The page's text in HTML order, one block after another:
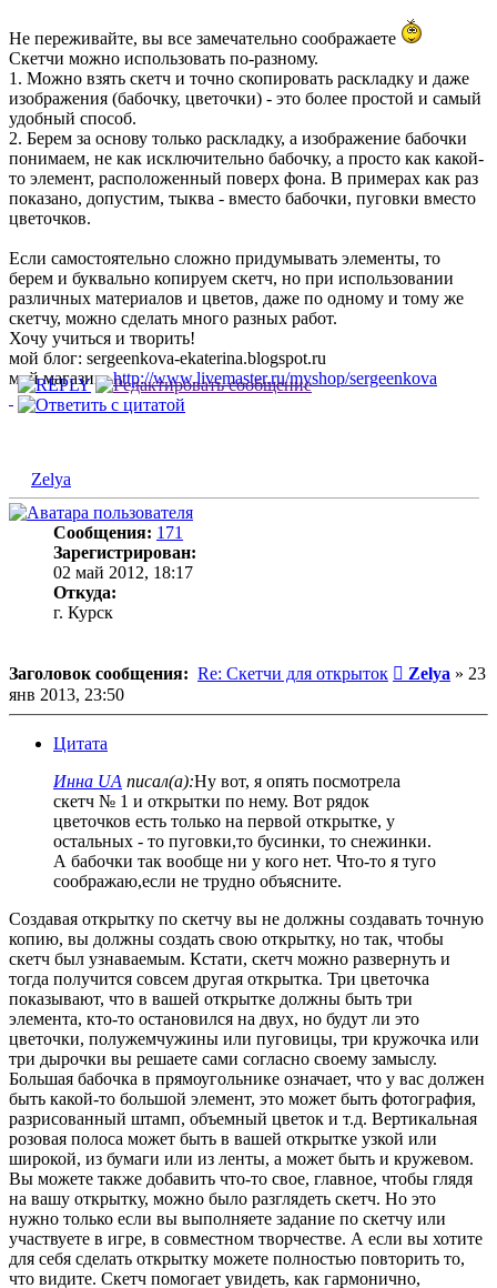
Не переживайте, вы все замечательно соображаете
Скетчи можно использовать по-разному.
1. Можно взять скетч и точно скопировать раскладку и даже
изображения (бабочку, цветочки) - это более простой и самый
удобный способ.
2. Берем за основу только раскладку, а изображение бабочки
понимаем, не как исключительно бабочку, а просто как какой-
то элемент, расположенный поверх фона. В примерах как раз
показано, допустим, тыква - вместо бабочки, пуговки вместо
цветочков.
Если самостоятельно сложно придумывать элементы, то
берем и буквально копируем скетч, но при использовании
различных материалов и цветов, даже по одному и тому же
скетчу, можно сделать много разных работ.
Хочу учиться и творить!
мой блог: sergeenkova-ekaterina.blogspot.ru
мой магазин:http://www.livemaster.ru/myshop/sergeenkova
Zelya
Сообщения: 171
Зарегистрирован:
02 май 2012, 18:17
Откуда:
г. Курск
Заголовок сообщения: Re: Скетчи для открыток Сообщение
Zelya » 23
янв 2013, 23:50
Цитата
Инна UA писал(а):Ну вот, я опять посмотрела
скетч № 1 и открытки по нему. Вот рядок
цветочков есть только на первой открытке, у
остальных - то пуговки,то бусинки, то снежинки.
А бабочки так вообще ни у кого нет. Что-то я туго
соображаю,если не трудно объясните.
Создавая открытку по скетчу вы не должны создавать точную
копию, вы должны создать свою открытку, но так, чтобы
скетч был узнаваемым. Кстати, скетч можно развернуть и
тогда получится совсем другая открытка. Три цветочка
показывают, что в вашей открытке должны быть три
элемента, кто-то остановился на двух, но будут ли это
цветочки, полужемчужины или пуговицы, три кружочка или
три дырочки вы решаете сами согласно своему замыслу.
Большая бабочка в прямоугольнике означает, что у вас должен
быть какой-то большой элемент, это может быть фотография,
разрисованный штамп, объемный цветок и т.д. Вертикальная
розовая полоса может быть в вашей открытке узкой или
широкой, из бумаги или из ленты, а может быть и кружевом.
Вы можете также добавить что-то свое, главное, чтобы глядя
на вашу открытку, можно было разглядеть скетч. Но это
нужно только если вы выполняете задание по скетчу или
участвуете в игре, в совместном творчестве. А если вы хотите
для себя сделать открытку можете полностью повторить то,
что видите. Скетч помогает увидеть, как гармонично,